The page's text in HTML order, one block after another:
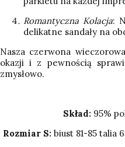
Romantyczna Kolacja:
delikatne sandały na
Nasza czerwona
okazji i z pewnością
zmysłowo.
Skład: 95%
Rozmiar S: biust 81-85 talia